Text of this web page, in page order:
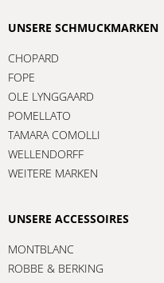
UNSERE SCHMUCKMARKEN
CHOPARD
FOPE
OLE LYNGGAARD
POMELLATO
TAMARA COMOLLI
WELLENDORFF
WEITERE MARKEN
UNSERE ACCESSOIRES
MONTBLANC
ROBBE & BERKING